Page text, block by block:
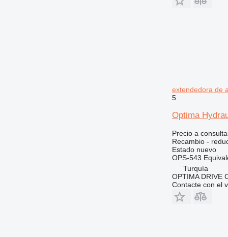
extendedora de
5
Optima
Precio a
Recambio -
Estadonuevo
OPS-543
Turquía
OPTIMA DRIVE
Contacte con el